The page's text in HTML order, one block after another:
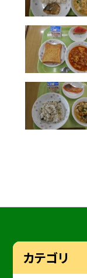
カテゴリ